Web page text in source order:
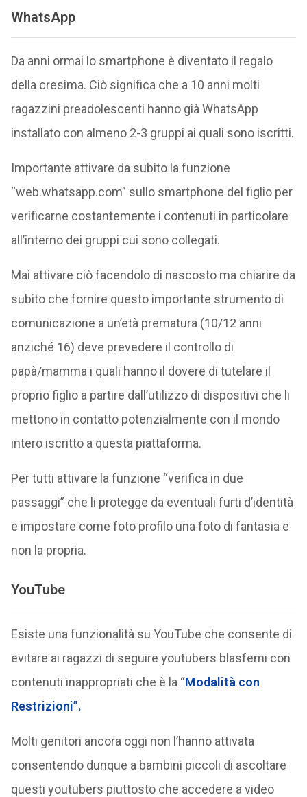
WhatsApp
Da anni ormai lo smartphone è diventato il regalo
della cresima. Ciò significa che a 10 anni molti
ragazzini preadolescenti hanno già WhatsApp
installato con almeno 2-3 gruppi ai quali sono iscritti.
Importante attivare da subito la funzione
“web.whatsapp.com” sullo smartphone del figlio per
verificarne costantemente i contenuti in particolare
all’interno dei gruppi cui sono collegati.
Mai attivare ciò facendolo di nascosto ma chiarire da
subito che fornire questo importante strumento di
comunicazione a un’età prematura (10/12 anni
anziché 16) deve prevedere il controllo di
papà/mamma i quali hanno il dovere di tutelare il
proprio figlio a partire dall’utilizzo di dispositivi che li
mettono in contatto potenzialmente con il mondo
intero iscritto a questa piattaforma.
Per tutti attivare la funzione “verifica in due
passaggi” che li protegge da eventuali furti d’identità
e impostare come foto profilo una foto di fantasia e
non la propria.
YouTube
Esiste una funzionalità su YouTube che consente di
evitare ai ragazzi di seguire youtubers blasfemi con
contenuti inappropriati che è la “Modalità con
Restrizioni”.
Molti genitori ancora oggi non l’hanno attivata
consentendo dunque a bambini piccoli di ascoltare
questi youtubers piuttosto che accedere a video